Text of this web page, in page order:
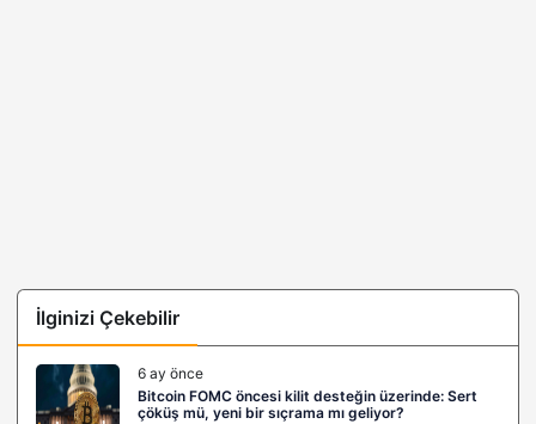
İlginizi Çekebilir
6 ay önce
Bitcoin FOMC öncesi kilit desteğin üzerinde: Sert
çöküş mü, yeni bir sıçrama mı geliyor?